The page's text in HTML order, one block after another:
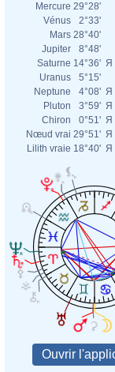
Mercure 29°28'
Vénus
2°33'
Mars 28°40'
Jupiter
8°48'
Saturne 14°36' Я
Uranus
5°15'
Neptune
4°08' Я
Pluton
3°59' Я
Chiron
0°51' Я
Nœud vrai 29°51' Я
Lilith vraie 18°40' Я